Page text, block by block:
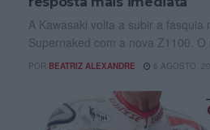
A Kawasaki volta a subir a fasquia
Supernaked com a nova Z1100.
POR BEATRIZ ALEXANDRE 6 AGOSTO,